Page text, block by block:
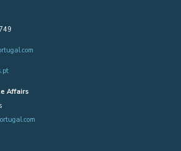
Affairs